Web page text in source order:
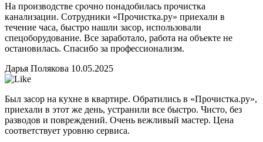
На производстве срочно понадобилась прочистка
канализации. Сотрудники «Прочистка.ру» приехали в
течение часа, быстро нашли засор, использовали
спецоборудование. Все заработало, работа на объекте не
остановилась. Спасибо за профессионализм.
Дарья Полякова 10.05.2025
Был засор на кухне в квартире. Обратились в «Прочистка.ру»,
приехали в этот же день, устранили все быстро. Чисто, без
разводов и повреждений. Очень вежливый мастер. Цена
соответствует уровню сервиса.